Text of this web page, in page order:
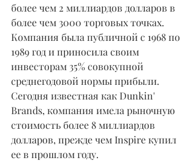
более чем 2 миллиардов долларов в
более чем 3000 торговых точках.
Компания была публичной с 1968 по
1989 год и приносила своим
инвесторам 35% совокупной
среднегодовой нормы прибыли.
Сегодня известная как Dunkin'
Brands, компания имела рыночную
стоимость более 8 миллиардов
долларов, прежде чем Inspire купил
ее в прошлом году.